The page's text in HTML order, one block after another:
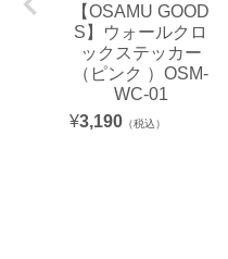
【OSAMU GOOD
S】ウォールクロ
ックステッカー
（ピンク ）OSM-
WC-01
¥3,190 （税込）